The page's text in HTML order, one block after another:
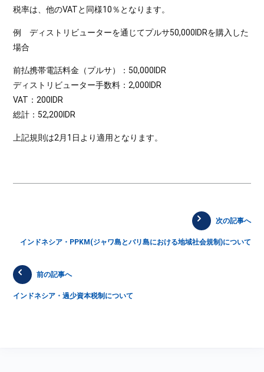
税率は、他のVATと同様10％となります。
例 ディストリビューターを通じてプルサ50,000IDRを購入した
場合
前払携帯電話料金（プルサ）：50,000IDR
ディストリビューター手数料：2,000IDR
VAT：200IDR
総計：52,200IDR
上記規則は2月1日より適用となります。
次の記事へ
インドネシア・PPKM(ジャワ島とバリ島における地域社会規制)について
前の記事へ
インドネシア・過少資本税制について